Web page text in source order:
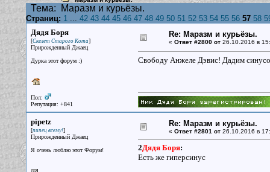
Тема: Маразм и курьёзы.
Страниц: 1... 42 43 44 45 46 47 48 49 50 51 52 53 54 55 56 57 58
Дядя Боря
[Скелет Старого Кота]
Прирожденный Джаец
Дурка этот форум :)
Пол:
Репутация: +841
Re: Маразм и курьёзы.
« Ответ #2800 от26.10.2016 в
Свободу Анжеле Дэвис! Дадим
pipetz
[пипец всему!]
Прирожденный Джаец
Я очень люблю этот Форум!
Re: Маразм и курьёзы.
« Ответ #2801 от26.10.2016 в
2Дядя Боря:
Есть же гиперсинус